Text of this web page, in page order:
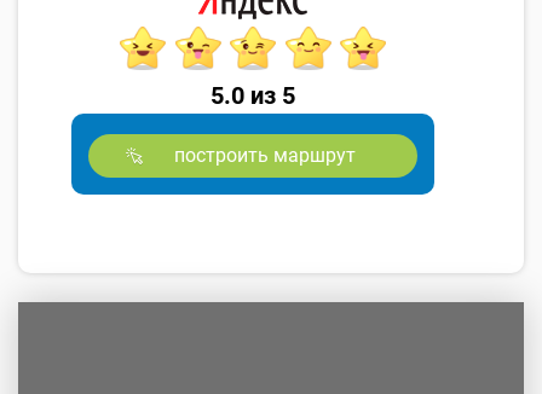
5.0 из 5
построить маршрут